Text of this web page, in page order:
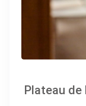
Plateau de